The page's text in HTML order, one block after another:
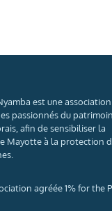
est une
passionnés du
afin de sensibiliser la
Mayotte à la protection
agréée 1% for the